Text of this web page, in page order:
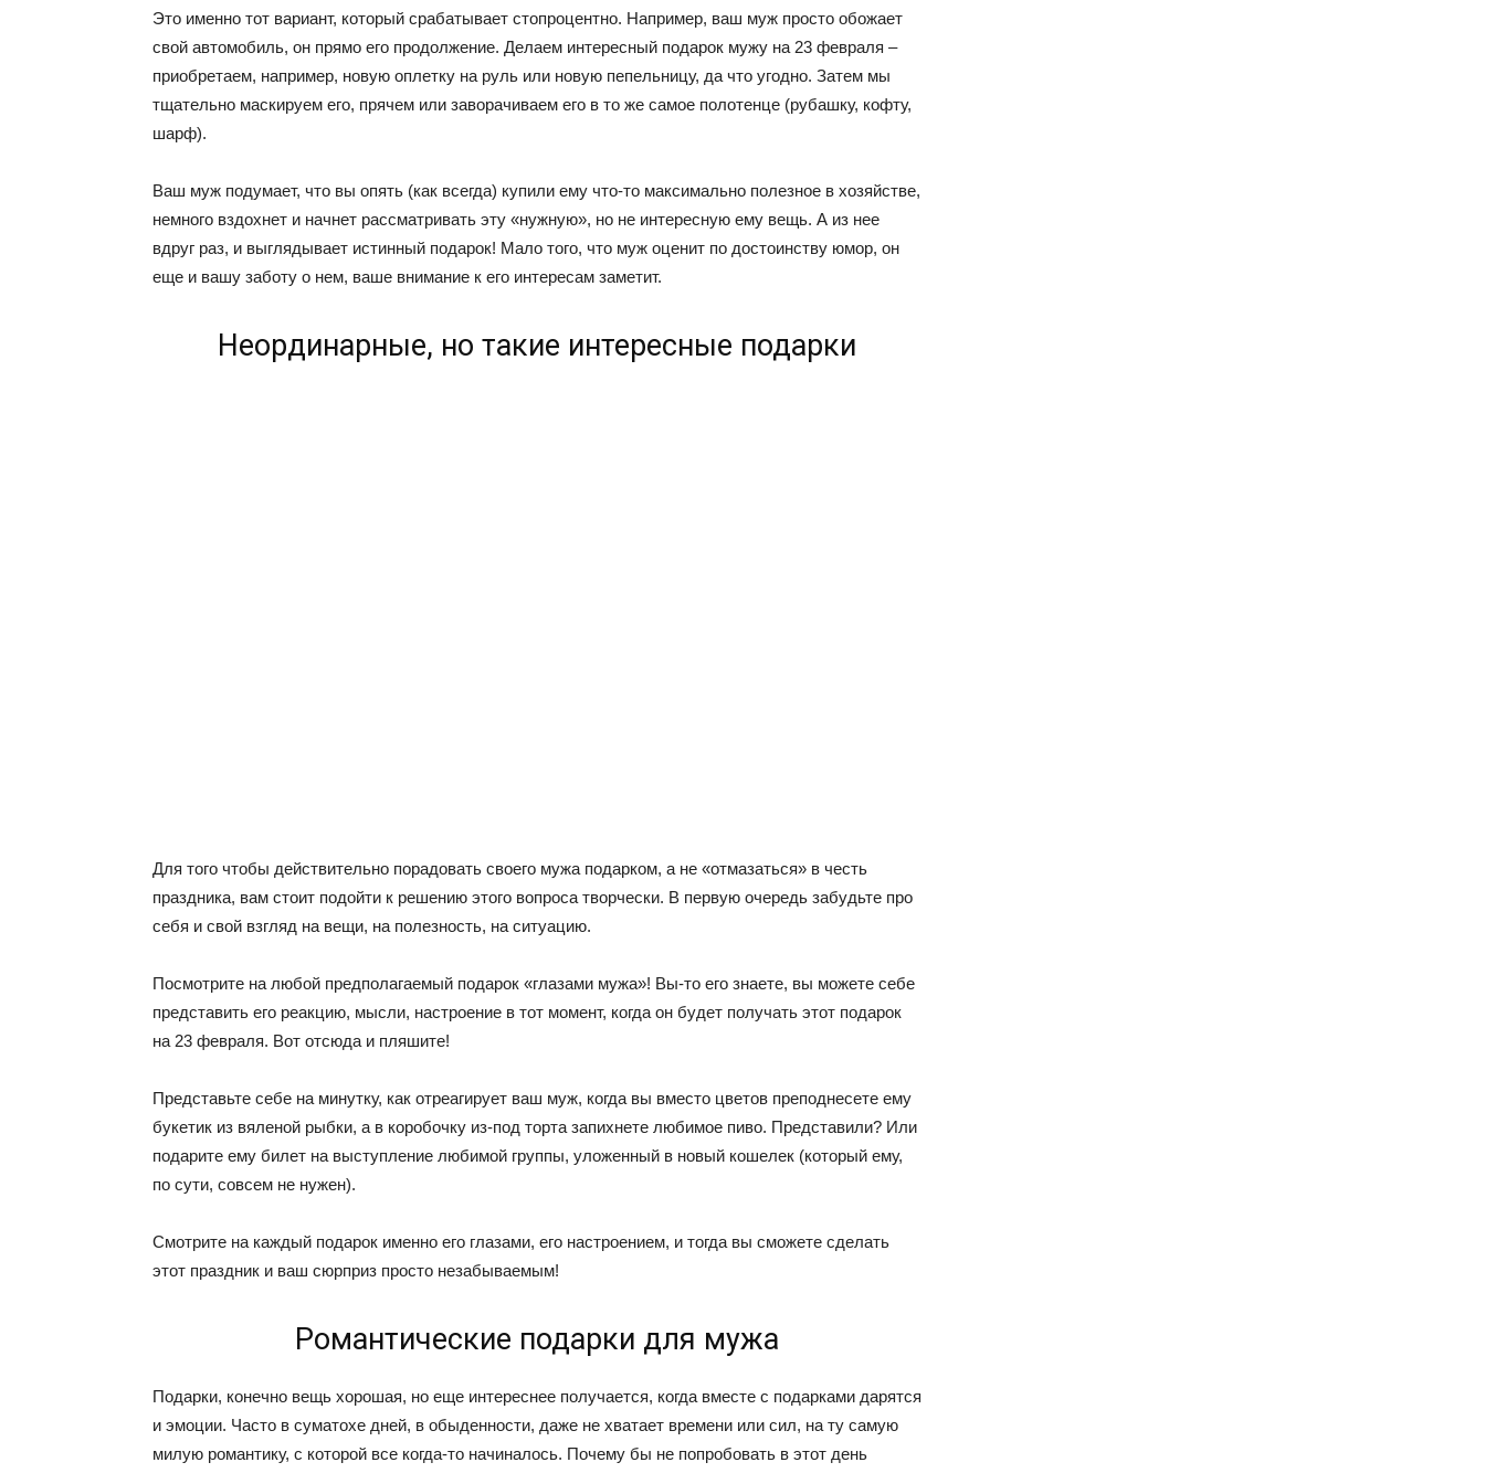
Это именно тот вариант, который срабатывает стопроцентно. Например, ваш муж просто обожает
свой автомобиль, он прямо его продолжение. Делаем интересный подарок мужу на 23 февраля –
приобретаем, например, новую оплетку на руль или новую пепельницу, да что угодно. Затем мы
тщательно маскируем его, прячем или заворачиваем его в то же самое полотенце (рубашку, кофту,
шарф).
Ваш муж подумает, что вы опять (как всегда) купили ему что-то максимально полезное в хозяйстве,
немного вздохнет и начнет рассматривать эту «нужную», но не интересную ему вещь. А из нее
вдруг раз, и выглядывает истинный подарок! Мало того, что муж оценит по достоинству юмор, он
еще и вашу заботу о нем, ваше внимание к его интересам заметит.
Неординарные, но такие интересные подарки
Для того чтобы действительно порадовать своего мужа подарком, а не «отмазаться» в честь
праздника, вам стоит подойти к решению этого вопроса творчески. В первую очередь забудьте про
себя и свой взгляд на вещи, на полезность, на ситуацию.
Посмотрите на любой предполагаемый подарок «глазами мужа»! Вы-то его знаете, вы можете себе
представить его реакцию, мысли, настроение в тот момент, когда он будет получать этот подарок
на 23 февраля. Вот отсюда и пляшите!
Представьте себе на минутку, как отреагирует ваш муж, когда вы вместо цветов преподнесете ему
букетик из вяленой рыбки, а в коробочку из-под торта запихнете любимое пиво. Представили? Или
подарите ему билет на выступление любимой группы, уложенный в новый кошелек (который ему,
по сути, совсем не нужен).
Смотрите на каждый подарок именно его глазами, его настроением, и тогда вы сможете сделать
этот праздник и ваш сюрприз просто незабываемым!
Романтические подарки для мужа
Подарки, конечно вещь хорошая, но еще интереснее получается, когда вместе с подарками дарятся
и эмоции. Часто в суматохе дней, в обыденности, даже не хватает времени или сил, на ту самую
милую романтику, с которой все когда-то начиналось. Почему бы не попробовать в этот день